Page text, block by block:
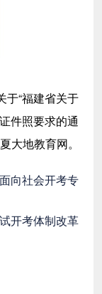
于“福建省关于
件照要求的通
大地教育网。
向社会开考专
开考体制改革